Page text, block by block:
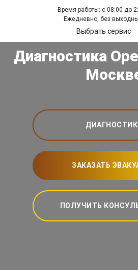
Время работы: с 08:00 до
Ежедневно, без
Выбрать сервис
Диагностика
ЗАКАЗАТЬ
ПОЛУЧИТЬ